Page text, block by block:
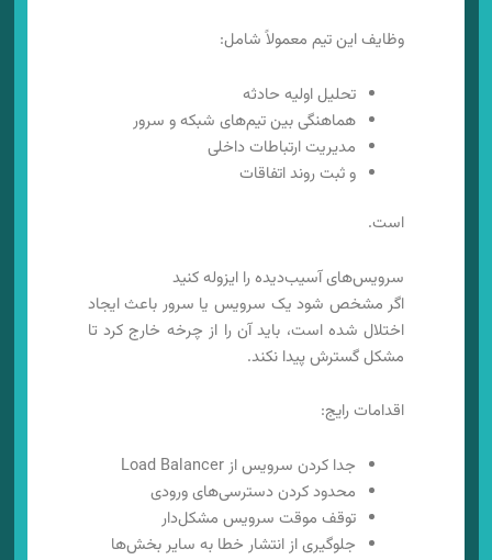
وظایف این تیم معمولاً شامل:
تحلیل اولیه حادثه
هماهنگی بین تیم‌های شبکه و سرور
مدیریت ارتباطات داخلی
و ثبت روند اتفاقات
است.
سرویس‌های آسیب‌دیده را ایزوله کنید
اگر مشخص شود یک سرویس یا سرور باعث ایجاد
اختلال شده است، باید آن را از چرخه خارج کرد تا
مشکل گسترش پیدا نکند.
اقدامات رایج:
جدا کردن سرویس از Load Balancer
محدود کردن دسترسی‌های ورودی
توقف موقت سرویس مشکل‌دار
جلوگیری از انتشار خطا به سایر بخش‌ها